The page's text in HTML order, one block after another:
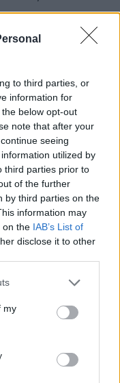
to third parties, or
information for
below opt-out
note that after your
seeing
utilized by
third parties prior to
of the further
by third parties on the
information may
on the IAB’s List of
disclose it to other
my
Games
itt, hogy a PC
se maradj le
belül landol a
Marine
a Warhammer
a
Heresy